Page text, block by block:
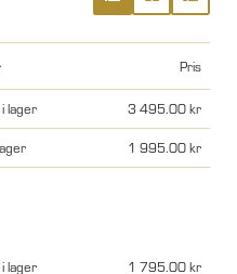
Pris
i lager 3 495.00
1 995.00
i lager 1 795.00